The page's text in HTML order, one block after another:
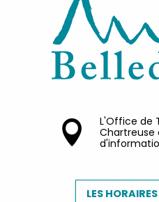
L'Office de
Chartreuse
LES